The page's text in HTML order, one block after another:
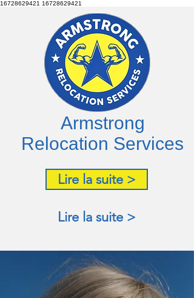
16728629421 16728629421
Armstrong
Relocation Services
Lire la suite >
Lire la suite >